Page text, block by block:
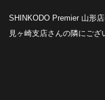
SHINKODO Premier 山形
見ヶ崎支店さんの隣にござ